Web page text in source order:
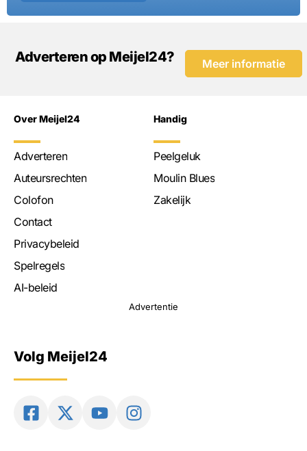
Adverteren op Meijel24? Meer informatie
Over Meijel24
Adverteren
Auteursrechten
Colofon
Contact
Privacybeleid
Spelregels
AI-beleid
Handig
Peelgeluk
Moulin Blues
Zakelijk
Advertentie
Volg Meijel24